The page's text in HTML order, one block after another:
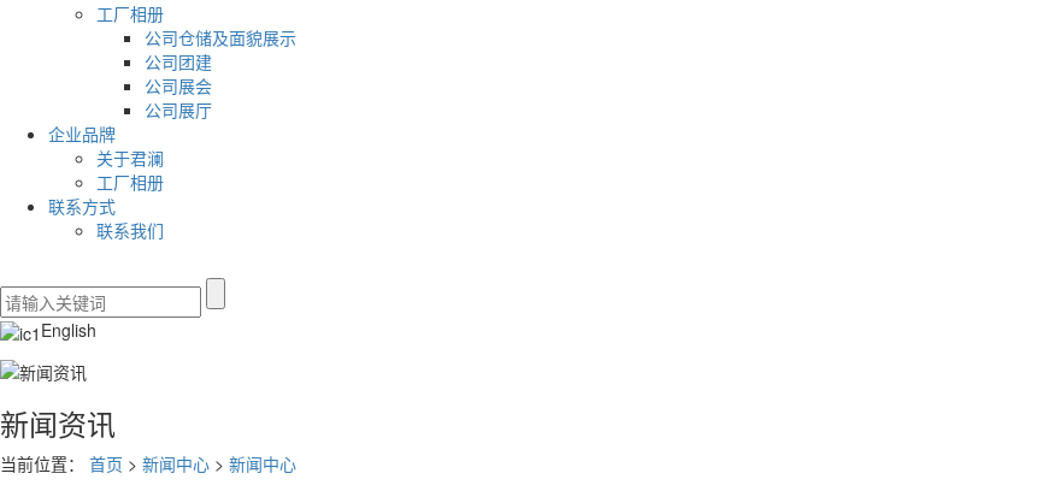
工厂相册
公司仓储及面貌展示
公司团建
公司展会
公司展厅
企业品牌
关于君澜
工厂相册
联系方式
联系我们
English
新闻资讯
当前位置： 首页 > 新闻中心 > 新闻中心